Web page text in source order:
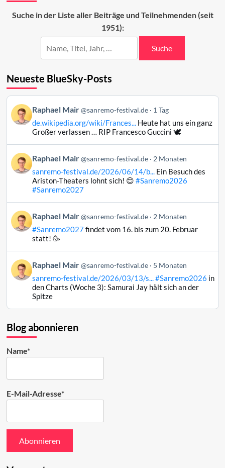
Suche in der Liste aller Beiträge und Teilnehmenden (seit
1951):
Suche
Neueste BlueSky-Posts
Beitrag
von
Raphael
Bluesky
ansehen
Raphael Mair @sanremo-festival.de 1 Tag
de.wikipedia.org/wiki/Frances...Heute hat uns ein ganz
Großer verlassen … RIP Francesco Guccini 🕊️
Beitrag
von
Raphael
ansehen
Raphael Mair @sanremo-festival.de 2 Monaten
sanremo-festival.de/2026/06/14/b...Ein Besuch des
Ariston-Theaters lohnt sich! 😊 #Sanremo2026
#Sanremo2027
Beitrag
von
Raphael
Bluesky
ansehen
Raphael Mair @sanremo-festival.de 2 Monaten
#Sanremo2027findet vom 16. bis zum 20. Februar
statt! 🥳
Beitrag
von
Raphael
ansehen
Raphael Mair @sanremo-festival.de 5 Monaten
sanremo-festival.de/2026/03/13/s...#Sanremo2026 in
den Charts (Woche 3): Samurai Jay hält sich an der
Spitze
Blog abonnieren
Name*
E-Mail-Adresse*